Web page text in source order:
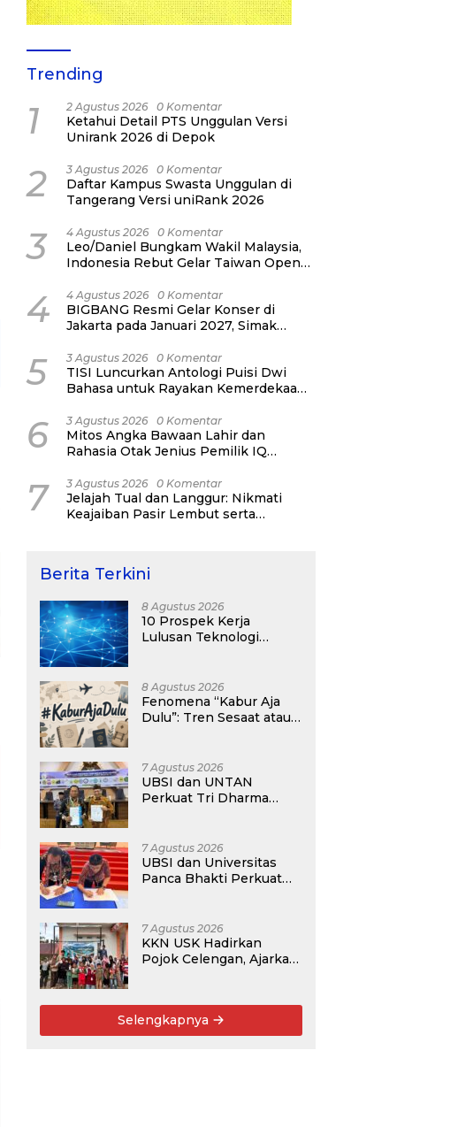
Trending
1 2 Agustus 2026 0 Komentar
Ketahui Detail PTS Unggulan Versi
Unirank 2026 di Depok
2 3 Agustus 2026 0 Komentar
Daftar Kampus Swasta Unggulan di
Tangerang Versi uniRank 2026
3 4 Agustus 2026 0 Komentar
Leo/Daniel Bungkam Wakil Malaysia,
Indonesia Rebut Gelar Taiwan Open
4 4 Agustus 2026 0 Komentar
BIGBANG Resmi Gelar Konser di
Jakarta pada Januari 2027, Simak
5 3 Agustus 2026 0 Komentar
TISI Luncurkan Antologi Puisi Dwi
Bahasa untuk Rayakan Kemerdekaan
6 3 Agustus 2026 0 Komentar
Mitos Angka Bawaan Lahir dan
Rahasia Otak Jenius Pemilik IQ
7 3 Agustus 2026 0 Komentar
Jelajah Tual dan Langgur: Nikmati
Keajaiban Pasir Lembut serta
Berita Terkini
8 Agustus 2026
10 Prospek Kerja
Lulusan Teknologi
Kompetitif di Era Digital
8 Agustus 2026
Fenomena “Kabur Aja
Dulu”: Tren Sesaat atau
Depan?
7 Agustus 2026
UBSI dan UNTAN
Perkuat Tri Dharma
7 Agustus 2026
UBSI dan Universitas
Panca Bhakti Perkuat
7 Agustus 2026
KKN USK Hadirkan
Pojok Celengan, Ajarkan
Selengkapnya